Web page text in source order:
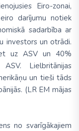
Eiro-zonai,
darījumu notiek
sadarbība ar
investors un otrādi.
uz ASV un 40%
Lielbritānijas
un tieši tāds
(LR EM mājas
no svarīgākajiem